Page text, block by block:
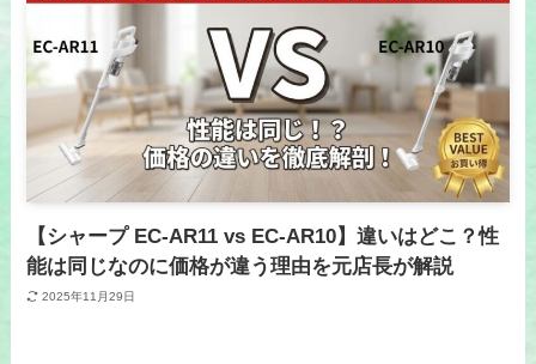
【シャープ EC-AR11 vs EC-AR10】違いはどこ？性
能は同じなのに価格が違う理由を元店長が解説
2025年11月29日